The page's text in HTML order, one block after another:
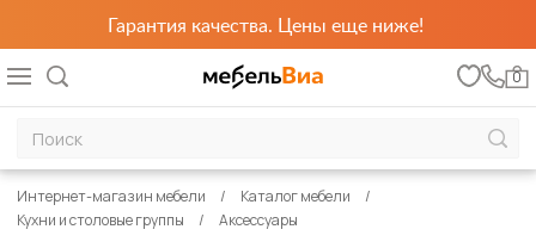
Гарантия качества. Цены еще ниже!
0
Интернет-магазин мебели
Каталог мебели
Кухни и столовые группы
Аксессуары